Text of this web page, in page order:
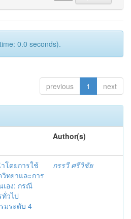
0.0 seconds).
previous 1 next
Author(s)
โดยการใช้
ทยาและการ
อง: กรณี
วไป
มระดับ 4
กรรวี ศรีวิชัย